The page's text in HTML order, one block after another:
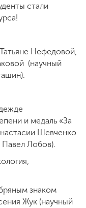
стали
Нефедовой,
(научный
и медаль «За
Шевченко
Павел Лобов).
знаком
Жук (научный